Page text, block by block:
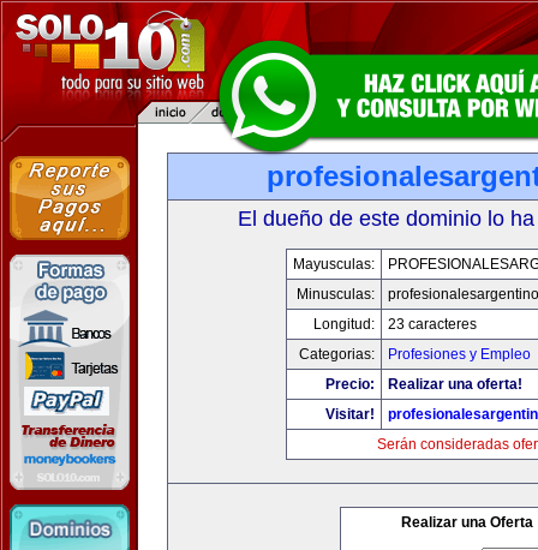
El dueño de este dominio lo
Mayusculas:
Minusculas:
Longitud:
23 caracteres
Categorias:
Profesiones y Empleo
Precio:
Realizar una oferta!
Visitar!
Serán consideradas
Realizar una Oferta